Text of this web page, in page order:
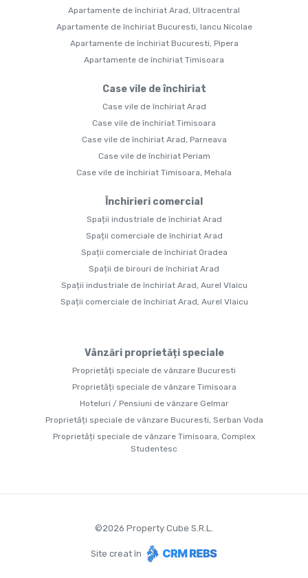
Apartamente de închiriat Arad, Ultracentral
Apartamente de închiriat Bucuresti, Iancu Nicolae
Apartamente de închiriat Bucuresti, Pipera
Apartamente de închiriat Timisoara
Case vile de închiriat
Case vile de închiriat Arad
Case vile de închiriat Timisoara
Case vile de închiriat Arad, Parneava
Case vile de închiriat Periam
Case vile de închiriat Timisoara, Mehala
Închirieri comercial
Spații industriale de închiriat Arad
Spații comerciale de închiriat Arad
Spații comerciale de închiriat Oradea
Spații de birouri de închiriat Arad
Spații industriale de închiriat Arad, Aurel Vlaicu
Spații comerciale de închiriat Arad, Aurel Vlaicu
Vânzări proprietăți speciale
Proprietăți speciale de vânzare Bucuresti
Proprietăți speciale de vânzare Timisoara
Hoteluri / Pensiuni de vânzare Gelmar
Proprietăți speciale de vânzare Bucuresti, Serban Voda
Proprietăți speciale de vânzare Timisoara, Complex
Studentesc
©2026 Property Cube S.R.L.
Site creat în